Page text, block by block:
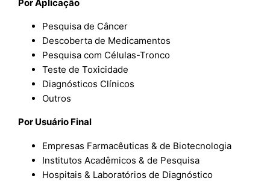
Por Aplicação
Pesquisa de Câncer
Descoberta de Medicamentos
Pesquisa com Células-Tronco
Teste de Toxicidade
Diagnósticos Clínicos
Outros
Por Usuário Final
Empresas Farmacêuticas & de Biotecnologia
Institutos Acadêmicos & de Pesquisa
Hospitais & Laboratórios de Diagnóstico